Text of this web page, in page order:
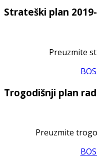
Strateški plan
Preuzmite
BOS
Trogodišnji plan
Preuzmite
BOS